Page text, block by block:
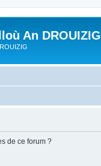
An DROUIZIG
de ce forum ?